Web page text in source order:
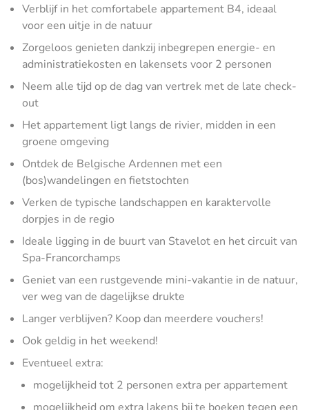
Verblijf in het comfortabele appartement B4, ideaal
voor een uitje in de natuur
Zorgeloos genieten dankzij inbegrepen energie- en
administratiekosten en lakensets voor 2 personen
Neem alle tijd op de dag van vertrek met de late check-
out
Het appartement ligt langs de rivier, midden in een
groene omgeving
Ontdek de Belgische Ardennen met een
(bos)wandelingen en fietstochten
Verken de typische landschappen en karaktervolle
dorpjes in de regio
Ideale ligging in de buurt van Stavelot en het circuit van
Spa-Francorchamps
Geniet van een rustgevende mini-vakantie in de natuur,
ver weg van de dagelijkse drukte
Langer verblijven? Koop dan meerdere vouchers!
Ook geldig in het weekend!
Eventueel extra:
mogelijkheid tot 2 personen extra per appartement